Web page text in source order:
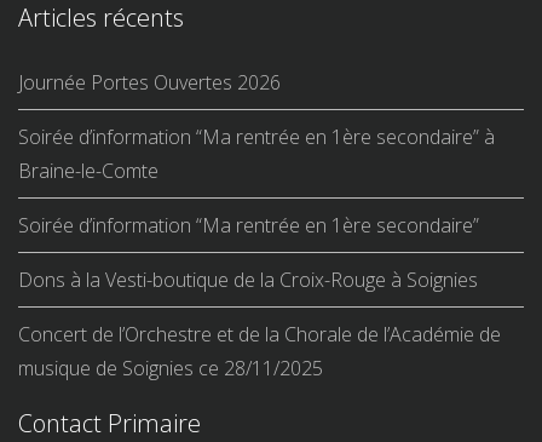
Articles récents
Journée Portes Ouvertes 2026
Soirée d’information “Ma rentrée en 1ère secondaire” à
Braine-le-Comte
Soirée d’information “Ma rentrée en 1ère secondaire”
Dons à la Vesti-boutique de la Croix-Rouge à Soignies
Concert de l’Orchestre et de la Chorale de l’Académie de
musique de Soignies ce 28/11/2025
Contact Primaire